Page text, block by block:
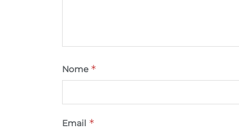
Nome *
Email *